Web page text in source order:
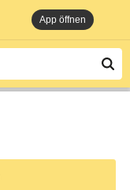
App öffnen